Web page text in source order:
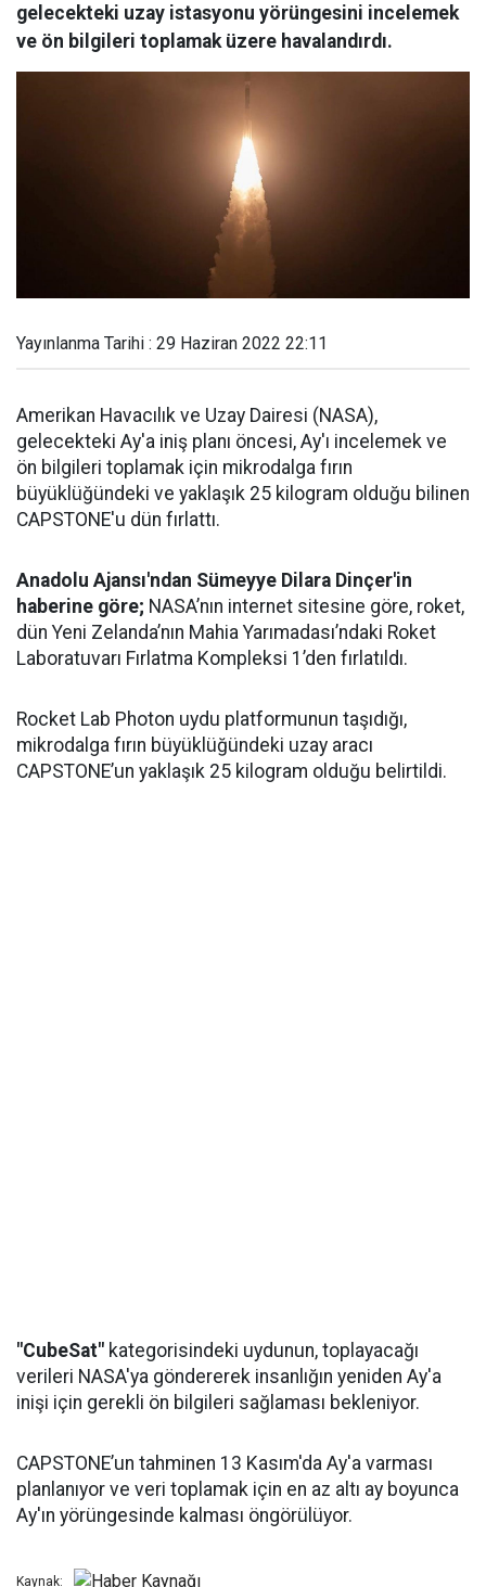
gelecekteki uzay istasyonu yörüngesini incelemek
ve ön bilgileri toplamak üzere havalandırdı.
Yayınlanma Tarihi : 29 Haziran 2022 22:11
Amerikan Havacılık ve Uzay Dairesi (NASA),
gelecekteki Ay'a iniş planı öncesi, Ay'ı incelemek ve
ön bilgileri toplamak için mikrodalga fırın
büyüklüğündeki ve yaklaşık 25 kilogram olduğu bilinen
CAPSTONE'u dün fırlattı.
Anadolu Ajansı'ndan Sümeyye Dilara Dinçer'in
haberine göre; NASA’nın internet sitesine göre, roket,
dün Yeni Zelanda’nın Mahia Yarımadası’ndaki Roket
Laboratuvarı Fırlatma Kompleksi 1’den fırlatıldı.
Rocket Lab Photon uydu platformunun taşıdığı,
mikrodalga fırın büyüklüğündeki uzay aracı
CAPSTONE’un yaklaşık 25 kilogram olduğu belirtildi.
"CubeSat" kategorisindeki uydunun, toplayacağı
verileri NASA'ya göndererek insanlığın yeniden Ay'a
inişi için gerekli ön bilgileri sağlaması bekleniyor.
CAPSTONE’un tahminen 13 Kasım'da Ay'a varması
planlanıyor ve veri toplamak için en az altı ay boyunca
Ay'ın yörüngesinde kalması öngörülüyor.
Kaynak: